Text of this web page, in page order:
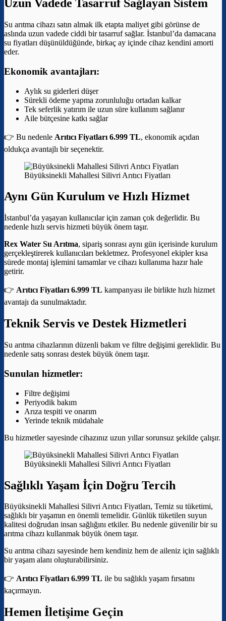
Uzun Vadede Tasarruf Sağlayan Sistem
Su arıtma cihazı satın almak ilk etapta maliyet gibi görünse de
aslında uzun vadede ciddi bir tasarruf sağlar. İstanbul’da damacana
su fiyatları düşünüldüğünde, birkaç ay içinde cihaz kendini amorti
eder.
Ekonomik avantajları:
Aylık su giderleri düşer
Sürekli ödeme yapma zorunluluğu ortadan kalkar
Tek seferlik yatırım ile uzun süre kullanım sağlanır
Aile bütçesine katkı sağlar
👉 Bu nedenle Arıtıcı Fiyatları 6.999 TL, ekonomik açıdan
oldukça avantajlı bir seçenektir.
Büyüksinekli Mahallesi Silivri Arıtıcı Fiyatları
Aynı Gün Kurulum ve Hızlı Hizmet
İstanbul’da yaşayan kullanıcılar için zaman çok değerlidir. Bu
nedenle hızlı servis hizmeti büyük önem taşır.
Rex Water Su Arıtma, sipariş sonrası aynı gün içerisinde kurulum
gerçekleştirerek kullanıcıları bekletmez. Profesyonel ekipler kısa
sürede montaj işlemini tamamlar ve cihazı kullanıma hazır hale
getirir.
👉 Arıtıcı Fiyatları 6.999 TL kampanyası ile birlikte hızlı hizmet
avantajı da sunulmaktadır.
Teknik Servis ve Destek Hizmetleri
Su arıtma cihazlarının düzenli bakım ve filtre değişimi gereklidir. Bu
nedenle satış sonrası destek büyük önem taşır.
Sunulan hizmetler:
Filtre değişimi
Periyodik bakım
Arıza tespiti ve onarım
Yerinde teknik müdahale
Bu hizmetler sayesinde cihazınız uzun yıllar sorunsuz şekilde çalışır.
Büyüksinekli Mahallesi Silivri Arıtıcı Fiyatları
Sağlıklı Yaşam İçin Doğru Tercih
Büyüksinekli Mahallesi Silivri Arıtıcı Fiyatları, Temiz su tüketimi,
sağlıklı bir yaşamın en önemli temelidir. Günlük tüketilen suyun
kalitesi doğrudan insan sağlığını etkiler. Bu nedenle güvenilir bir su
arıtma cihazı kullanmak büyük önem taşır.
Su arıtma cihazı sayesinde hem kendiniz hem de aileniz için sağlıklı
bir yaşam alanı oluşturabilirsiniz.
👉 Arıtıcı Fiyatları 6.999 TL ile bu sağlıklı yaşam fırsatını
kaçırmayın.
Hemen İletişime Geçin